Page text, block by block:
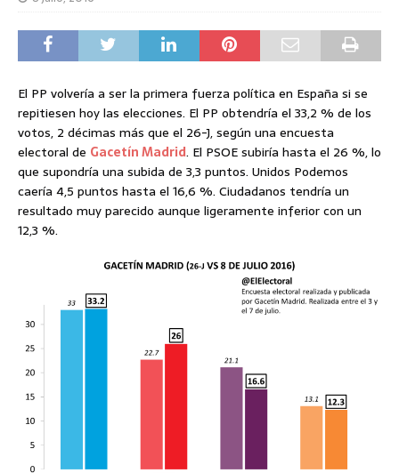
El PP volvería a ser la primera fuerza política en España si se
repitiesen hoy las elecciones. El PP obtendría el 33,2 % de los
votos, 2 décimas más que el 26-J, según una encuesta
electoral de Gacetín Madrid. El PSOE subiría hasta el 26 %, lo
que supondría una subida de 3,3 puntos. Unidos Podemos
caería 4,5 puntos hasta el 16,6 %. Ciudadanos tendría un
resultado muy parecido aunque ligeramente inferior con un
12,3 %.